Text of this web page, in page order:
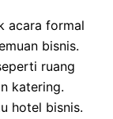
acara formal
bisnis.
ruang
katering.
hotel bisnis.